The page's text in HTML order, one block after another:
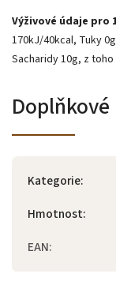
Výživové údaje pro
170kJ/40kcal, Tuky
Sacharidy 10g, z toho
Kategorie:
Hmotnost:
EAN: